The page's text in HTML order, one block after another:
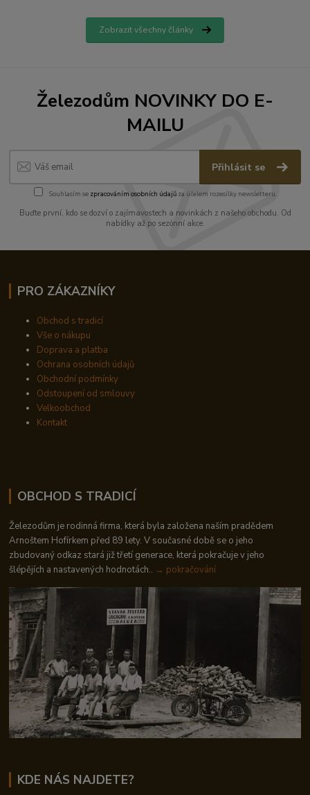
Zobrazit všechny články
Železodům NOVINKY DO E-
MAILU
Přihlásit se
Souhlasím se zpracováním osobních údajůza účelem rozesílky newsletteru.
Buďte první, kdo se dozví o zajímavostech a novinkách z našeho obchodu. Od
nabídky až po sezónní akce.
PRO ZÁKAZNÍKY
Obchod s tradicí
Vše o nákupu
Doprava a platba
Ochrana osobních údajů
Obchodní podmínky
Odstoupení od smlouvy
Velkoobchod
Kontakt
OBCHOD S TRADICÍ
Železodům je rodinná firma, která byla založena naším pradědem
Arnoštem Hofírkem před 89 lety. V současné době se o jeho
zbudovaný odkaz stará již třetí generace, která pokračuje v jeho
šlépějích a nastavených hodnotách.. → pokračování
KDE NÁS NAJDETE?